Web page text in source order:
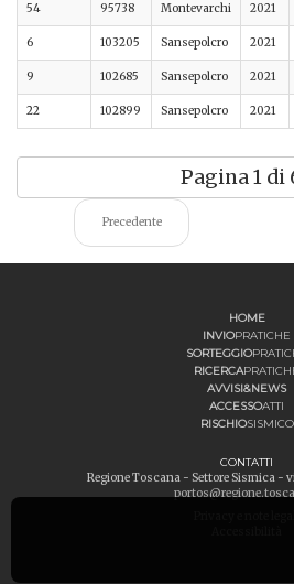
54 95738 Montevarchi 2021
6 103205 Sansepolcro 2021
9 102685 Sansepolcro 2021
22 102899 Sansepolcro 2021
Pagina 1 di
Precedente
HOME
INVIOPRATICHE
SORTEGGIO
RICERCA
AVVISI&NEWS
ACCESSOATTI
RISCHIOSISMICO
CONTATTI
Regione Toscana - Settore Sismica -